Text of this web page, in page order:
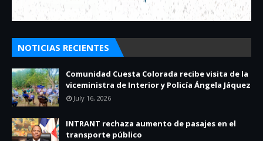
NOTICIAS RECIENTES
Comunidad Cuesta Colorada recibe visita de la
viceministra de Interior y Policía Ángela Jáquez
July 16, 2026
INTRANT rechaza aumento de pasajes en el
transporte público